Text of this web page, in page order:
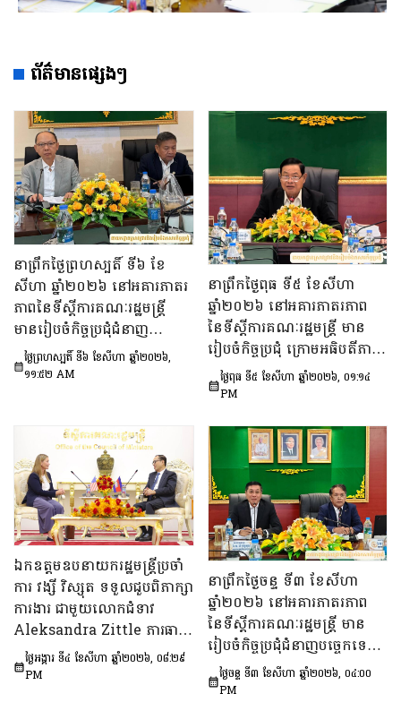
ព័ត៌មានផ្សេងៗ
នាព្រឹកថ្ងៃព្រហស្បតិ៍ ទី៦ ខែ
សីហា ឆ្នាំ២០២៦ នៅអគារភាតរ
ភាពនៃទីស្តីការគណៈរដ្ឋមន្រ្តី
មានរៀបចំកិច្ចប្រជុំជំនាញ
បច្ចេកទេស ក្រោមអធិបតីភាព
ឯកឧត្តម សុក ផេង រដ្ឋលេខាធិ
ទី៣នៃក្រុមប្រឹក្សាអ្នកច្បាប់ និង
ឯកឧត្តម ចែម ផល្លា អនុប្រធាន​
និង​ជា​ប្រធាន​ក្រុមការងារទី៣នៃ
ក្រុមប្រឹក្សាសេដ្ឋកិច្ច សង្គមកិច្ច
និង​វប្បធម៌ ដើម្បីពិនិត្យ​និង​
ពិភាក្សា​លើ «សេចក្តីព្រាង
ផែនការ​សកម្មភាពជាតិ​​ស្ដីពី​ការ
បង្ការទប់ស្កាត់​អាពាហ៍ពិពាហ៍​
នៅវ័យក្មេង​និងការ​មាន​ផ្ទៃពោះ​
នៅ​វ័យជំទង់​នៅកម្ពុជា
ឆ្នាំ២០២៦-២០៣០»។
ថ្ងៃព្រហស្បតិ៍ ទី៦ ខែសីហា ឆ្នាំ២០២៦,
១១:៥២ AM
នាព្រឹកថ្ងៃពុធ ទី៥ ខែសីហា
ឆ្នាំ២០២៦ នៅអគារភាតរភាព
នៃទីស្តីការគណៈរដ្ឋមន្រ្តី មាន
រៀបចំកិច្ចប្រជុំ ក្រោមអធិបតីភាព
ឯកឧត្តម ឆឺយ រឿន រដ្ឋលេខាធិ
ការ​ទីស្តីការគណៈរដ្ឋមន្ត្រី ដើម្បី
ព្រាង​គំរូ​របាយការណ៍​សង្ខេប​ស្ដីពី​
វឌ្ឍនភាព​និងសមិទ្ធផល​សំខាន់ៗ​
របស់​រាជរដ្ឋាភិបាល​នៃ​
ព្រះរាជាណាចក្រកម្ពុជា។
ថ្ងៃពុធ ទី៥ ខែសីហា ឆ្នាំ២០២៦, ០១:១៤
PM
ឯកឧត្តមឧបនាយករដ្ឋមន្ត្រីប្រចាំ
ការ វង្សី វិស្សុត ទទួលជួបពិភាក្សា
ការងារ ជាមួយលោកជំទាវ
Aleksandra Zittle ភារធារី
ស្តីទីនៃស្ថានទូតសហរដ្ឋអាម៉េរិក
ប្រចាំកម្ពុជា
ថ្ងៃអង្គារ ទី៤ ខែសីហា ឆ្នាំ២០២៦, ០៨:២៩
PM
នាព្រឹកថ្ងៃចន្ទ ទី៣ ខែសីហា
ឆ្នាំ២០២៦ នៅអគារភាតរភាព
នៃទីស្តីការគណៈរដ្ឋមន្រ្តី មាន
រៀបចំកិច្ចប្រជុំជំនាញបច្ចេកទេស
ក្រោមអធិបតីភាព ឯកឧត្តម លី
ច័ន្ទតុលា រដ្ឋលេខាធិការទីស្តីការ
ថ្ងៃចន្ទ ទី៣ ខែសីហា ឆ្នាំ២០២៦, ០៤:០០
PM